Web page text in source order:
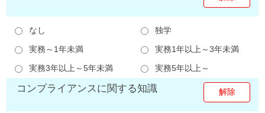
なし
独学
実務～1年未満
実務1年以上～3年未満
実務3年以上～5年未満
実務5年以上～
コンプライアンスに関する知識